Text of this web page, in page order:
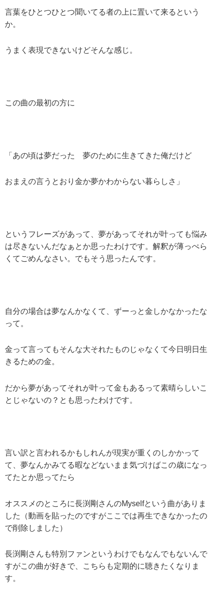
言葉をひとつひとつ聞いてる者の上に置いて来るという
か。
うまく表現できないけどそんな感じ。
この曲の最初の方に
「あの頃は夢だった 夢のために生きてきた俺だけど
おまえの言うとおり金か夢かわからない暮らしさ」
というフレーズがあって、夢があってそれが叶っても悩み
は尽きないんだなぁとか思ったわけです。解釈が薄っぺら
くてごめんなさい。でもそう思ったんです。
自分の場合は夢なんかなくて、ずーっと金しかなかったな
って。
金って言ってもそんな大それたものじゃなくて今日明日生
きるための金。
だから夢があってそれが叶って金もあるって素晴らしいこ
とじゃないの？とも思ったわけです。
言い訳と言われるかもしれんが現実が重くのしかかって
て、夢なんかみてる暇などないまま気づけばこの歳になっ
てたとか思ってたら
オススメのところに長渕剛さんのMyselfという曲がありま
した（動画を貼ったのですがここでは再生できなかったの
で削除しました）
長渕剛さんも特別ファンというわけでもなんでもないんで
すがこの曲が好きで、こちらも定期的に聴きたくなりま
す。